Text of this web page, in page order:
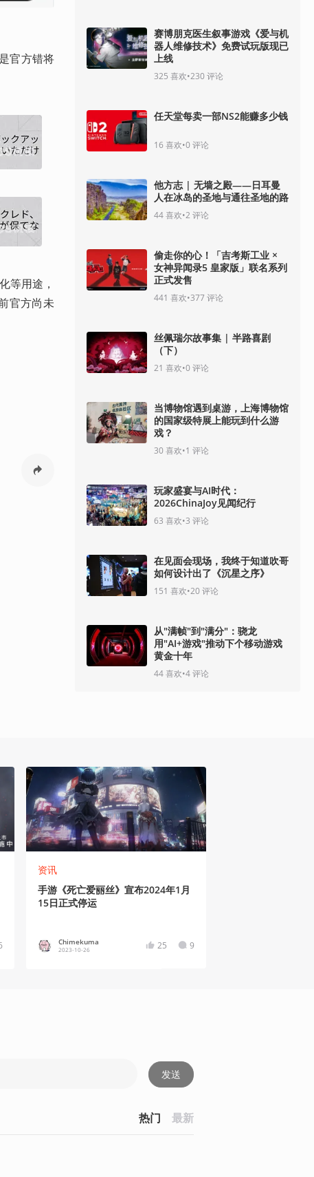
官方错将
等用途，
官方尚未
赛博朋克医生叙事游戏《爱与机
器人维修技术》免费试玩版现已
上线
325 喜欢•230评论
任天堂每卖一部NS2能赚多少钱
16喜欢•0评论
他方志 | 无墙之殿——日耳曼
人在冰岛的圣地与通往圣地的路
44喜欢•2 评论
偷走你的心！「吉考斯工业 ×
女神异闻录5 皇家版」联名系列
正式发售
441 喜欢•377评论
丝佩瑞尔故事集 | 半路喜剧
（下）
21 喜欢•0评论
当博物馆遇到桌游，上海博物馆
的国家级特展上能玩到什么游
戏？
30喜欢•1 评论
玩家盛宴与AI时代：
2026ChinaJoy见闻纪行
63 喜欢•3 评论
在见面会现场，我终于知道吹哥
如何设计出了《沉星之序》
151 喜欢•20评论
从"满帧"到"满分"：骁龙
用"AI+游戏"推动下个移动游戏
黄金十年
44喜欢•4评论
资讯
手游《死亡爱丽丝》宣布2024年1月
15日正式停运
Chimekuma
2023-10-26 25 9
发送
热门 最新